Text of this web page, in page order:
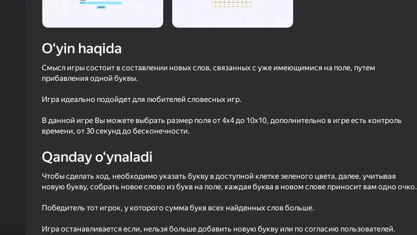
Oʻyin haqida batafsil
O‘yin haqida
Смысл игры состоит в составлении новых слов, связанных с уже имеющимися на поле, путем
прибавления одной буквы.
Игра идеально подойдет для любителей словесных игр.
В данной игре Вы можете выбрать размер поля от 4х4 до 10х10, дополнительно в игре есть контроль
времени, от 30 секунд до бесконечности.
Qanday o‘ynaladi
Чтобы сделать ход, необходимо указать букву в доступной клетке зеленого цвета, далее, учитывая
новую букву, собрать новое слово из букв на поле, каждая буква в новом слове приносит вам одно очко.
Победитель тот игрок, у которого сумма букв всех найденных слов больше.
Игра останавливается если, нельзя больше добавить новую букву или по согласию пользователей.